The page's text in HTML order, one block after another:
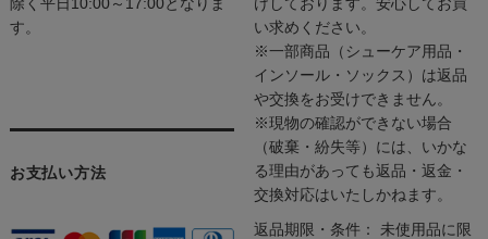
す。
お支払い方法
い求めください。
※一部商品（シューケア用品・
インソール・ソックス）は返品
や交換をお受けできません。
※現物の確認ができない場合
（破棄・紛失等）には、いかな
る理由があっても返品・返金・
交換対応はいたしかねます。
返品期限・条件： 未使用品に限